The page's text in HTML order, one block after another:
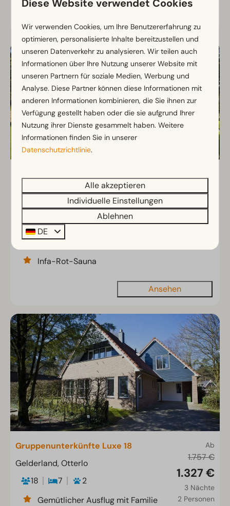
2 Personen
Gelderland, Otterlo
14
6
2
Wunderschöne Gruppenunterkunft
Infa-Rot-Sauna
Ansehen
Ab
1.757 €
1.327 €
3 Nächte
2 Personen
Gruppenunterkünfte Luxe 18
Gelderland, Otterlo
18
7
2
Gemütlicher Ausflug mit Familie
Diese Website verwendet Cookies
Wir verwenden Cookies, um Ihre Benutzererfahrung zu
optimieren, personalisierte Inhalte bereitzustellen und
unseren Datenverkehr zu analysieren. Wir teilen auch
Informationen über Ihre Nutzung unserer Website mit
unseren Partnern für soziale Medien, Werbung und
Analyse. Diese Partner können diese Informationen mit
anderen Informationen kombinieren, die Sie ihnen zur
Verfügung gestellt haben oder die sie aufgrund Ihrer
Nutzung ihrer Dienste gesammelt haben. Weitere
Informationen finden Sie in unserer
Datenschutzrichtlinie.
Alle akzeptieren
Individuelle Einstellungen
Ablehnen
DE